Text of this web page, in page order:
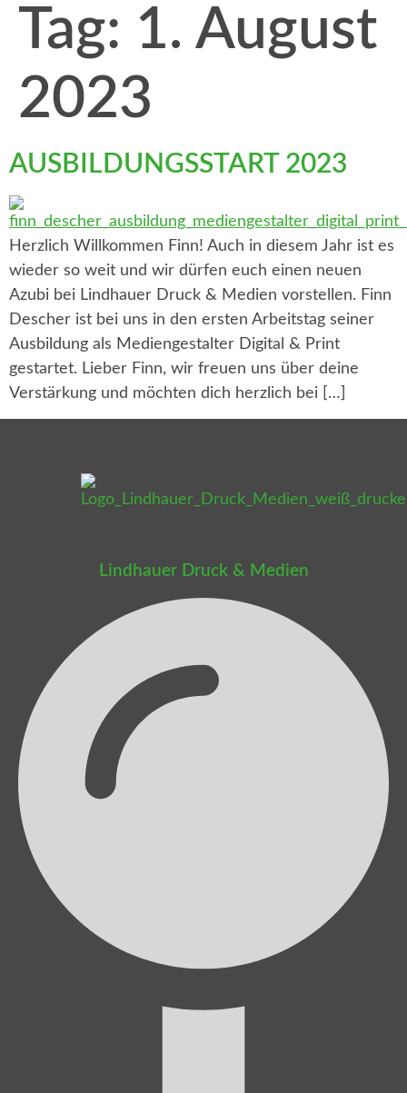
Tag: 1. August
2023
AUSBILDUNGSSTART 2023
Herzlich Willkommen Finn! Auch in diesem Jahr ist es
wieder so weit und wir dürfen euch einen neuen
Azubi bei Lindhauer Druck & Medien vorstellen. Finn
Descher ist bei uns in den ersten Arbeitstag seiner
Ausbildung als Mediengestalter Digital & Print
gestartet. Lieber Finn, wir freuen uns über deine
Verstärkung und möchten dich herzlich bei […]
Lindhauer Druck & Medien